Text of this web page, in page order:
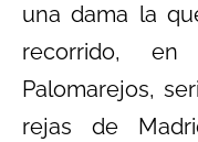
una dama la
recorrido,
Palomarejos,
rejas de